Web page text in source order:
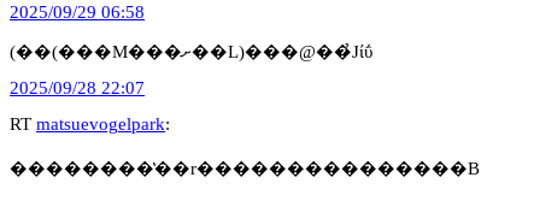
2025/09/29 06:58
(��(���M���ށ��L)���@��̉Jίΰ
2025/09/28 22:07
RT matsuevogelpark:
��������̔��r���������������B